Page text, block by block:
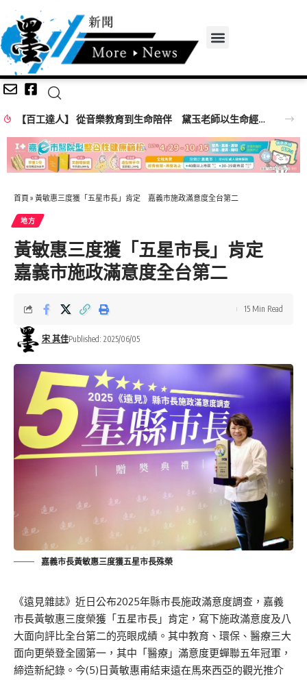
【百工達人】 從音樂教育到生命陪伴 黛玉老師以生命經驗打造共學平台
首頁 » 黃敏惠三度獲「五星市長」肯定 嘉義市施政滿意度全台第二
地方
黃敏惠三度獲「五星市長」肯定
嘉義市施政滿意度全台第二
宋 其佳Published: 2025/06/05
15 Min Read
嘉義市長黃敏惠三度獲五星市長殊榮
《遠見雜誌》近日公布2025年縣市長施政滿意度調查，嘉義
市長黃敏惠三度榮獲「五星市長」肯定，寫下施政滿意度及八
大面向評比全台第二的亮眼成績。其中教育、環保、醫療三大
面向更榮登全國第一，其中「醫療」滿意度更蟬聯五年冠軍，
締造新紀錄。今(5)日黃敏惠甫結束遠在馬來西亞的觀光推介